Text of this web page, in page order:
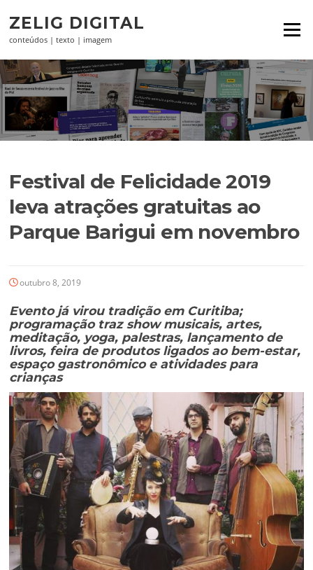
paraZELIG DIGITAL
conteúdos | texto | imagem
Menu
Festival de Felicidade 2019
leva atrações gratuitas ao
Parque Barigui em novembro
outubro 8, 2019
Evento já virou tradição em Curitiba;
programação traz show musicais, artes,
meditação, yoga, palestras, lançamento de
livros, feira de produtos ligados ao bem-estar,
espaço gastronômico e atividades para
crianças